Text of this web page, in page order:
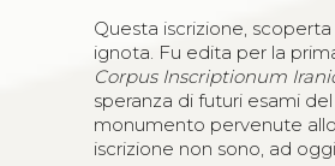
Questa iscrizione,
ignota. Fu edita per la
Corpus Inscriptionum
speranza di futuri esami
monumento pervenute
iscrizione non sono, ad